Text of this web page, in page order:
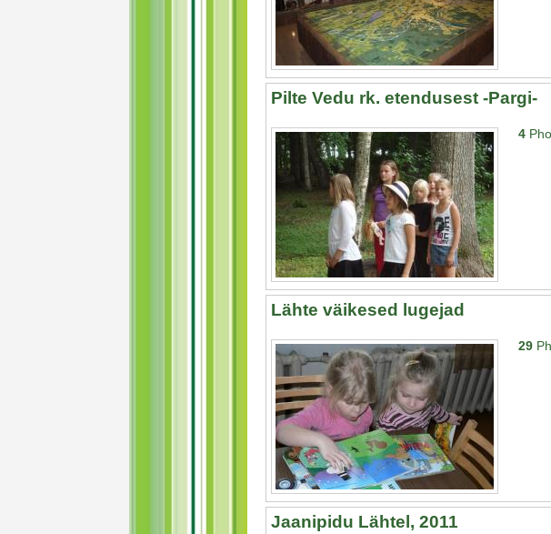
Pilte Vedu rk. etendusest -Pargi-
4
Lähte väikesed lugejad
29
Jaanipidu Lähtel, 2011